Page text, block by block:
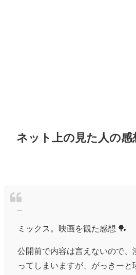
ネット上の見た人の感
ミックス。映画を観た感想 🏓
公開前で内容は言えないので、
ってしまいますが、がっきーと